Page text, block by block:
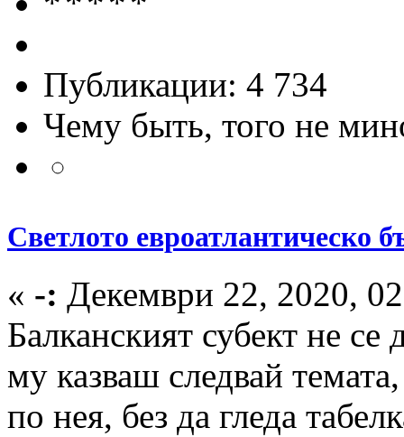
Публикации: 4 734
Чему быть, того не
Светлото евроатлантическо
« -: Декември 22, 2020,
Балканският субект не
му казваш следвай
по нея, без да гледа